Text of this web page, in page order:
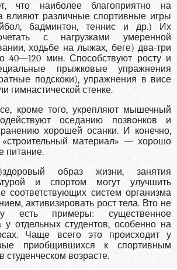
что наиболее благоприятно на
влияют различные спортивные игры
бадминтон, теннис и др.) Их
с нагрузками умеренной
ходьбе на лыжах, беге) два-три
40—120 мин. Способствуют росту и
прыжковые упражнения
подскоки), упражнения в висе
гимнастической стенке.
кроме того, укрепляют мышечный
оседанию позвонков и
хорошей осанки. И конечно,
материал» — хорошо
питание.
образ жизни, занятия
и спортом могут улучшить
соответствующих систем организма
активизировать рост тела. Вто не
есть примеры: существенное
у отдельных студентов, особенно на
Чаще всего это происходит у
приобщившихся к спортивным
студенческом возрасте.